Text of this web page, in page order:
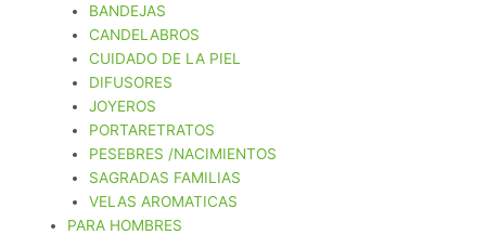
BANDEJAS
CANDELABROS
CUIDADO DE LA PIEL
DIFUSORES
JOYEROS
PORTARETRATOS
PESEBRES /NACIMIENTOS
SAGRADAS FAMILIAS
VELAS AROMATICAS
PARA HOMBRES